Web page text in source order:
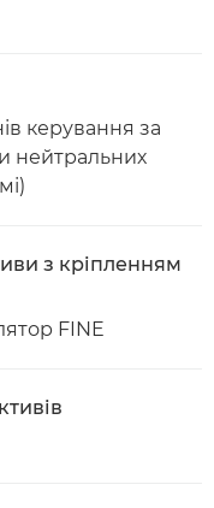
керування за
нейтральних
з кріпленням
FINE